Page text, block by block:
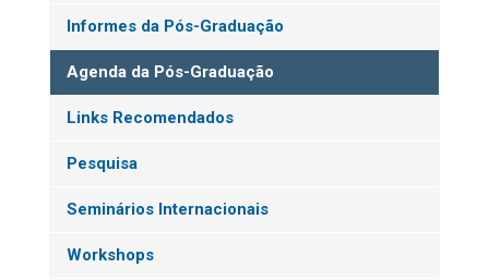
Informes da Pós-Graduação
Agenda da Pós-Graduação
Links Recomendados
Pesquisa
Seminários Internacionais
Workshops